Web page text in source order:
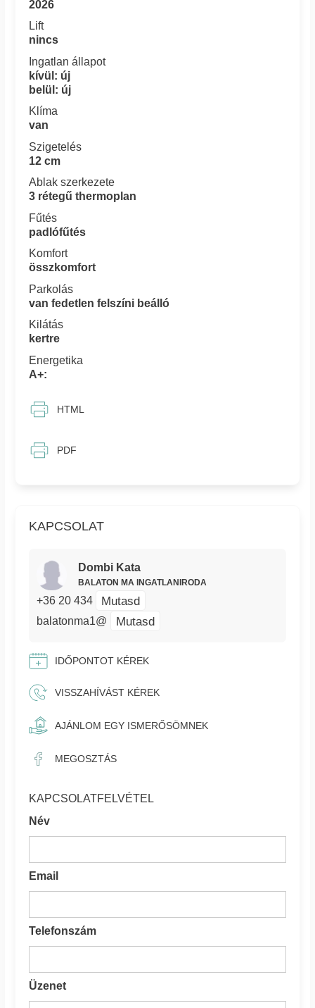
KAPCSOLAT
Dombi Kata
BALATON MA INGATLANIRODA
+36 20 434 Mutasd
balatonma1@ Mutasd
IDŐPONTOT KÉREK
VISSZAHÍVÁST KÉREK
AJÁNLOM EGY ISMERŐSÖMNEK
MEGOSZTÁS
KAPCSOLATFELVÉTEL
Név
Email
Telefonszám
Üzenet
2026
Lift
nincs
Ingatlan állapot
kívül: új
belül: új
Klíma
van
Szigetelés
12 cm
Ablak szerkezete
3 rétegű thermoplan
Fűtés
padlófűtés
Komfort
összkomfort
Parkolás
van fedetlen felszíni beálló
Kilátás
kertre
Energetika
A+:
HTML
PDF